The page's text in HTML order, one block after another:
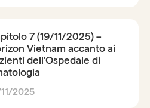
7 (19/11/2025) –
Vietnam accanto ai
dell’Ospedale di
2025